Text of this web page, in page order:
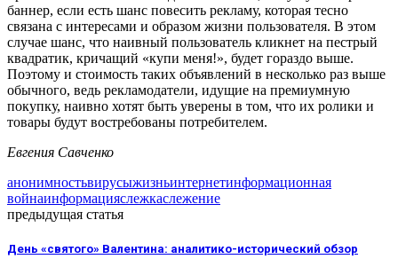
баннер, если есть шанс повесить рекламу, которая тесно
связана с интересами и образом жизни пользователя. В этом
случае шанс, что наивный пользователь кликнет на пестрый
квадратик, кричащий «купи меня!», будет гораздо выше.
Поэтому и стоимость таких объявлений в несколько раз выше
обычного, ведь рекламодатели, идущие на премиумную
покупку, наивно хотят быть уверены в том, что их ролики и
товары будут востребованы потребителем.
Евгения Савченко
анонимностьвирусыжизньинтернетинформационная
войнаинформацияслежкаслежение
предыдущая статья
День «святого» Валентина: аналитико-исторический обзор